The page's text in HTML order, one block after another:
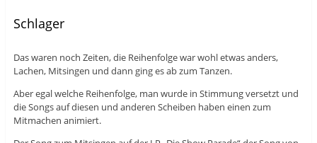
Schlager
Das waren noch Zeiten, die Reihenfolge war wohl etwas anders,
Lachen, Mitsingen und dann ging es ab zum Tanzen.
Aber egal welche Reihenfolge, man wurde in Stimmung versetzt und
die Songs auf diesen und anderen Scheiben haben einen zum
Mitmachen animiert.